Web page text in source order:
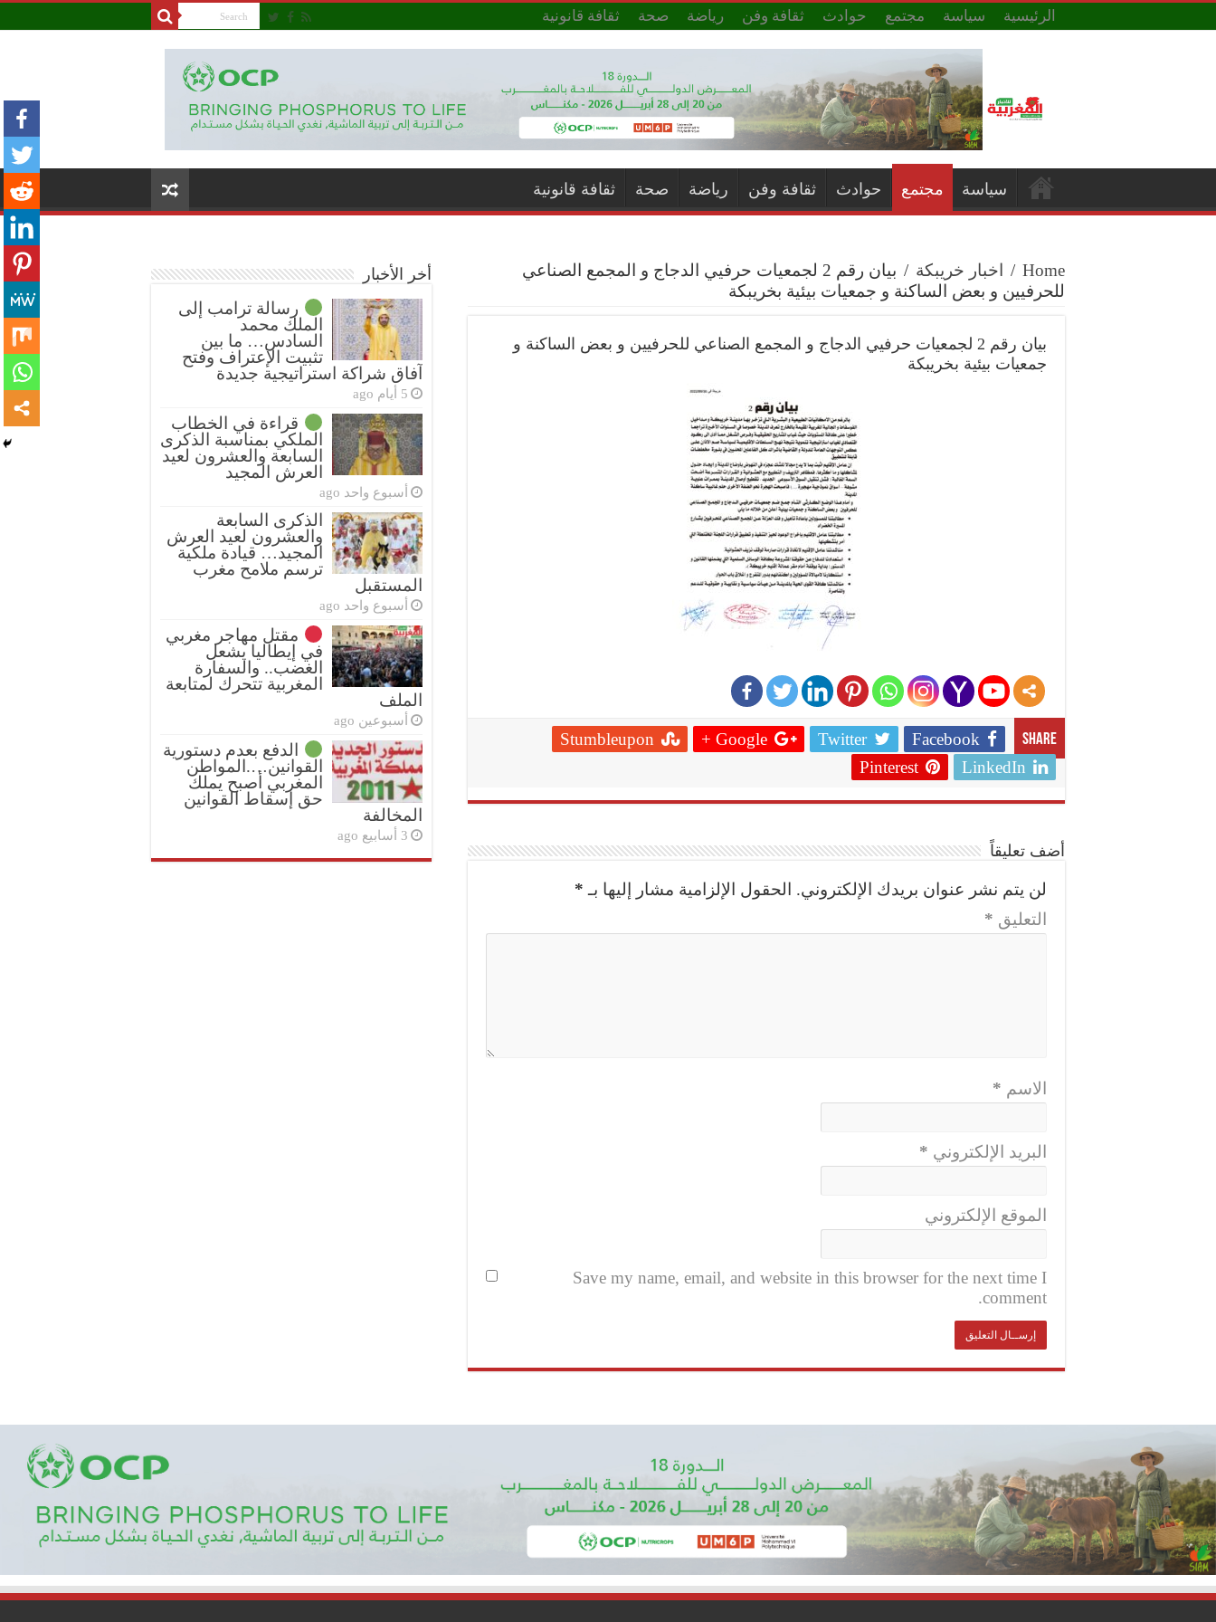
الرئيسية سياسة مجتمع حوادث ثقافة وفن رياضة صحة ثقافة قانونية
سياسة مجتمع حوادث ثقافة وفن رياضة صحة ثقافة قانونية
Home
/ اخبار خريبكة /
بيان رقم 2 لجمعيات حرفيي الدجاج و المجمع الصناعي
للحرفيين و بعض الساكنة و جمعيات بيئية بخريبكة
بيان رقم 2 لجمعيات حرفيي الدجاج و المجمع الصناعي للحرفيين و بعض الساكنة و
جمعيات بيئية بخريبكة
Share
Facebook
Twitter
Google +
Stumbleupon
LinkedIn
Pinterest
أضف تعليقاً
لن يتم نشر عنوان بريدك الإلكتروني. الحقول الإلزامية مشار إليها بـ *
التعليق *
الاسم *
البريد الإلكتروني *
الموقع الإلكتروني
Save my name, email, and website in this browser for the next time I
comment.
أخر الأخبار
رسالة ترامب إلى
الملك محمد
السادس… ما بين
تثبيت الإعتراف وفتح
آفاق شراكة استراتيجية جديدة
5 أيام ago
قراءة في الخطاب
الملكي بمناسبة الذكرى
السابعة والعشرون لعيد
العرش المجيد
أسبوع واحد ago
الذكرى السابعة
والعشرون لعيد العرش
المجيد… قيادة ملكية
ترسم ملامح مغرب
المستقبل
أسبوع واحد ago
مقتل مهاجر مغربي
في إيطاليا يشعل
الغضب.. والسفارة
المغربية تتحرك لمتابعة
الملف
أسبوعين ago
الدفع بعدم دستورية
القوانين….المواطن
المغربي أصبح يملك
حق إسقاط القوانين
المخالفة
3 أسابيع ago